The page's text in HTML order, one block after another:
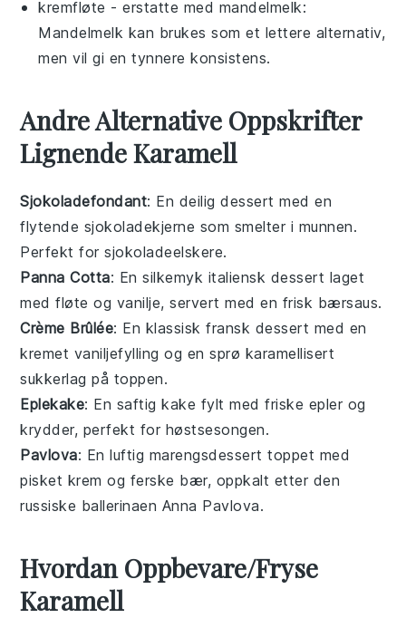
kremfløte - erstatte med mandelmelk:
Mandelmelk kan brukes som et lettere alternativ,
men vil gi en tynnere konsistens.
Andre Alternative Oppskrifter
Lignende Karamell
Sjokoladefondant: En deilig dessert med en
flytende sjokoladekjerne som smelter i munnen.
Perfekt for sjokoladeelskere.
Panna Cotta: En silkemyk italiensk dessert laget
med fløte og vanilje, servert med en frisk bærsaus.
Crème Brûlée: En klassisk fransk dessert med en
kremet vaniljefylling og en sprø karamellisert
sukkerlag på toppen.
Eplekake: En saftig kake fylt med friske epler og
krydder, perfekt for høstsesongen.
Pavlova: En luftig marengsdessert toppet med
pisket krem og ferske bær, oppkalt etter den
russiske ballerinaen Anna Pavlova.
Hvordan Oppbevare/Fryse
Karamell